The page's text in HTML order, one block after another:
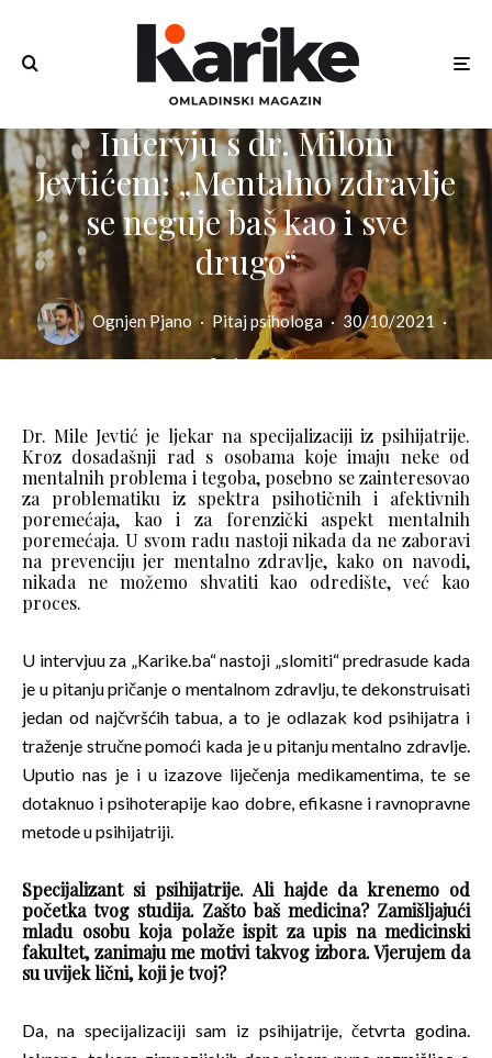
Intervju s dr. Milom
Jevtićem: „Mentalno zdravlje
se neguje baš kao i sve
drugo“
Ognjen Pjano · Pitaj psihologa · 30/10/2021 ·
9 min read
Dr. Mile Jevtić je ljekar na specijalizaciji iz psihijatrije.
Kroz dosadašnji rad s osobama koje imaju neke od
mentalnih problema i tegoba, posebno se zainteresovao
za problematiku iz spektra psihotičnih i afektivnih
poremećaja, kao i za forenzički aspekt mentalnih
poremećaja. U svom radu nastoji nikada da ne zaboravi
na prevenciju jer mentalno zdravlje, kako on navodi,
nikada ne možemo shvatiti kao odredište, već kao
proces.
U intervjuu za „Karike.ba“ nastoji „slomiti“ predrasude kada
je u pitanju pričanje o mentalnom zdravlju, te dekonstruisati
jedan od najčvršćih tabua, a to je odlazak kod psihijatra i
traženje stručne pomoći kada je u pitanju mentalno zdravlje.
Uputio nas je i u izazove liječenja medikamentima, te se
dotaknuo i psihoterapije kao dobre, efikasne i ravnopravne
metode u psihijatriji.
Specijalizant si psihijatrije. Ali hajde da krenemo od
početka tvog studija. Zašto baš medicina? Zamišljajući
mladu osobu koja polaže ispit za upis na medicinski
fakultet, zanimaju me motivi takvog izbora. Vjerujem da
su uvijek lični, koji je tvoj?
Da, na specijalizaciji sam iz psihijatrije, četvrta godina.